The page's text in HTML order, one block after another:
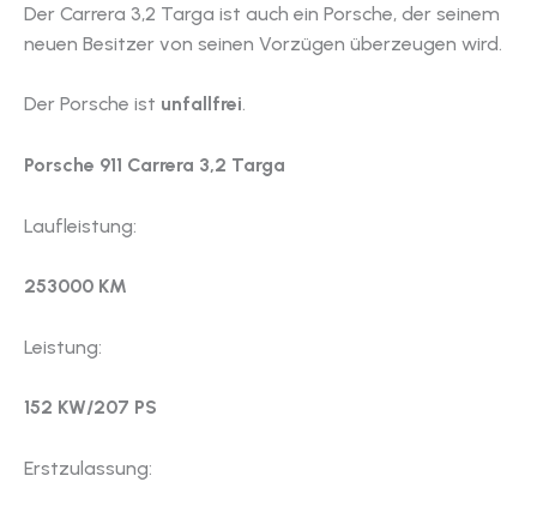
Der Carrera 3,2 Targa ist auch ein Porsche, der seinem
neuen Besitzer von seinen Vorzügen überzeugen wird.
Der Porsche ist unfallfrei.
Porsche 911 Carrera 3,2 Targa
Laufleistung:
253000 KM
Leistung:
152 KW/207 PS
Erstzulassung: